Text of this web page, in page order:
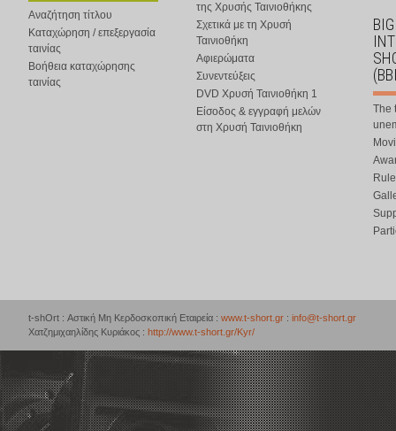
Αναζήτηση τίτλου
Καταχώρηση / επεξεργασία
ταινίας
Βοήθεια καταχώρησης
ταινίας
της Χρυσής Ταινιοθήκης
Σχετικά με τη Χρυσή
Ταινιοθήκη
Αφιερώματα
Συνεντεύξεις
DVD Χρυσή Ταινιοθήκη 1
Είσοδος & εγγραφή μελών
στη Χρυσή Ταινιοθήκη
The
t-shOrt : Αστική Μη Κερδοσκοπική Εταιρεία : www.t-short.gr : info@t-short.gr
Χατζημιχαηλίδης Κυριάκος : http://www.t-short.gr/Kyr/